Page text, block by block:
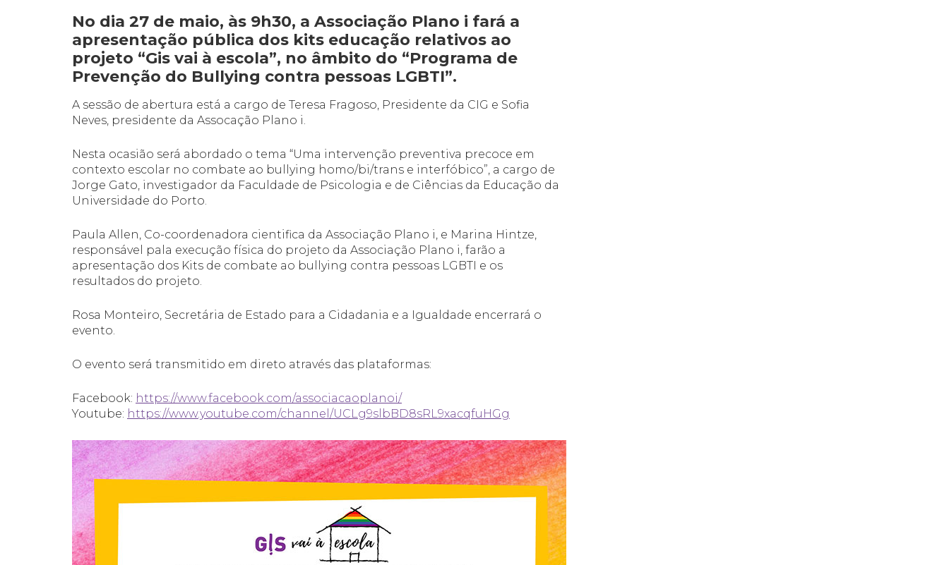
No dia 27 de maio, às 9h30, a Associação Plano i fará a
apresentação pública dos kits educação relativos ao
projeto “Gis vai à escola”, no âmbito do “Programa de
Prevenção do Bullying contra pessoas LGBTI”.
A sessão de abertura está a cargo de Teresa Fragoso, Presidente da CIG e Sofia
Neves, presidente da Assocação Plano i.
Nesta ocasião será abordado o tema “Uma intervenção preventiva precoce em
contexto escolar no combate ao bullying homo/bi/trans e interfóbico”, a cargo de
Jorge Gato, investigador da Faculdade de Psicologia e de Ciências da Educação da
Universidade do Porto.
Paula Allen, Co-coordenadora cientifica da Associação Plano i, e Marina Hintze,
responsável pala execução física do projeto da Associação Plano i, farão a
apresentação dos Kits de combate ao bullying contra pessoas LGBTI e os
resultados do projeto.
Rosa Monteiro, Secretária de Estado para a Cidadania e a Igualdade encerrará o
evento.
O evento será transmitido em direto através das plataformas:
Facebook: https://www.facebook.com/associacaoplanoi/
Youtube: https://www.youtube.com/channel/UCLg9slbBD8sRL9xacqfuHGg